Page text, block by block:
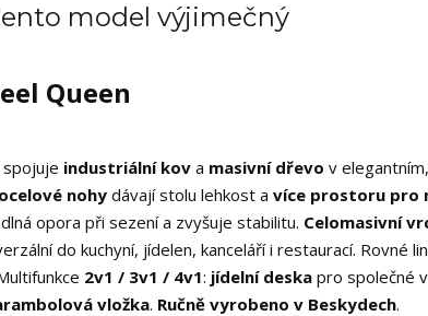
model výjimečný
Queen
spojuje industriální kov a masivní dřevo v
nohy dávají stolu lehkost a více prostoru pro
opora při sezení a zvyšuje stabilitu. Celomasivní
do kuchyní, jídelen, kanceláří i restaurací. Rovné
2v1 / 3v1 / 4v1: jídelní deska pro společné
vložka. Ručně vyrobeno v Beskydech.